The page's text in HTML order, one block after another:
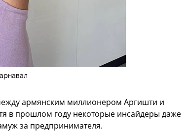
армянским миллионером Аргишти и
в прошлом году некоторые инсайдеры даже
за предпринимателя.